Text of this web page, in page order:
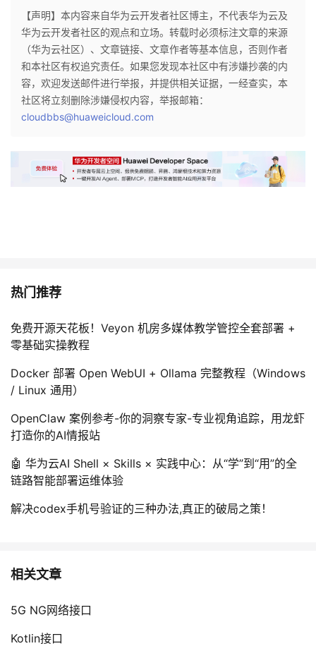
注
的
发
者
证
实
的
藏
的
Programs
我
的
支
持
建
议
【声明】本内容来自华为云开发者社区博主，不代表华为云及
华为云开发者社区的观点和立场。转载时必须标注文章的来源
（华为云社区）、文章链接、文章作者等基本信息，否则作者
和本社区有权追究责任。如果您发现本社区中有涉嫌抄袭的内
容，欢迎发送邮件进行举报，并提供相关证据，一经查实，本
社区将立刻删除涉嫌侵权内容，举报邮箱：
cloudbbs@huaweicloud.com
热门推荐
免费开源天花板！Veyon 机房多媒体教学管控全套部署 +
零基础实操教程
Docker 部署 Open WebUI + Ollama 完整教程（Windows
/ Linux 通用）
OpenClaw 案例参考-你的洞察专家-专业视角追踪，用龙虾
打造你的AI情报站
🤖 华为云AI Shell × Skills × 实践中心：从“学”到“用”的全
链路智能部署运维体验
解决codex手机号验证的三种办法,真正的破局之策！
相关文章
5G NG网络接口
Kotlin接口